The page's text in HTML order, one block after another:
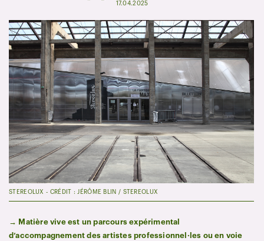
17.04.2025
STEREOLUX - CRÉDIT : JÉRÔME BLIN / STEREOLUX
→ Matière vive est un parcours expérimental
d’accompagnement des artistes professionnel·les ou en voie